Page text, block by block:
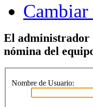
El administrador
nómina del
Nombre de Usuario: